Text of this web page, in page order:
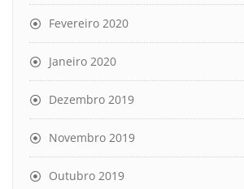
Fevereiro 2020
Janeiro 2020
Dezembro 2019
Novembro 2019
Outubro 2019